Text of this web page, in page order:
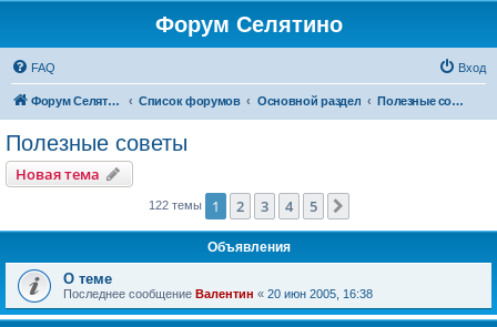
Форум Селятино
FAQ Вход
Форум Селятино Список форумов Основной раздел Полезные советы
Полезные советы
Новая тема
122 темы 1 2 3 4 5
Объявления
О теме
Последнее сообщение Валентин « 20 июн 2005, 16:38